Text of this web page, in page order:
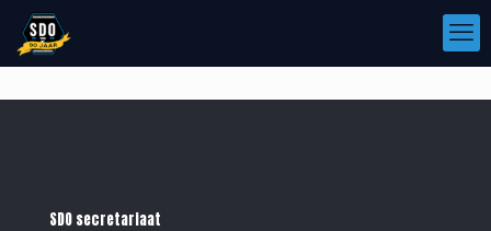
SDO secretariaat